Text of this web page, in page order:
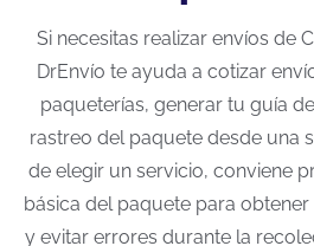
Si necesitas realizar envíos de
DrEnvío te ayuda a cotizar
paqueterías, generar tu guía
rastreo del paquete desde una
de elegir un servicio, conviene
básica del paquete para
y evitar errores durante la